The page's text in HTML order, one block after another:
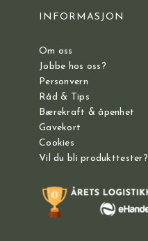
INFORMASJON
Om oss
Jobbe hos oss?
Personvern
Råd & Tips
Bærekraft & åpenhet
Gavekort
Cookies
Vil du bli produkttester?